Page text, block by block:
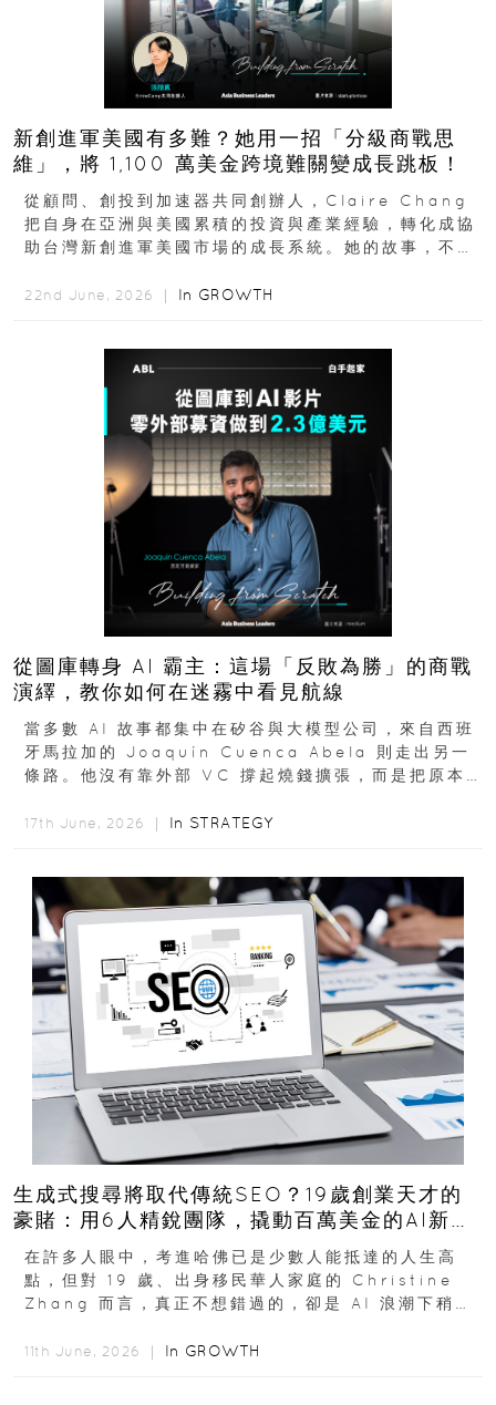
新創進軍美國有多難？她用一招「分級商戰思
維」，將 1,100 萬美金跨境難關變成長跳板！
從顧問、創投到加速器共同創辦人，Claire Chang
把自身在亞洲與美國累積的投資與產業經驗，轉化成協
助台灣新創進軍美國市場的成長系統。她的故事，不只
22nd June, 2026 ｜ In GROWTH
從圖庫轉身 AI 霸主：這場「反敗為勝」的商戰
演繹，教你如何在迷霧中看見航線
當多數 AI 故事都集中在矽谷與大模型公司，來自西班
牙馬拉加的 Joaquín Cuenca Abela 則走出另一
條路。他沒有靠外部 VC 撐起燒錢擴張，而是把原本
17th June, 2026 ｜ In STRATEGY
生成式搜尋將取代傳統SEO？19歲創業天才的
豪賭：用6人精銳團隊，撬動百萬美金的AI新商
機
在許多人眼中，考進哈佛已是少數人能抵達的人生高
點，但對 19 歲、出身移民華人家庭的 Christine
Zhang 而言，真正不想錯過的，卻是 AI 浪潮下稍縱
11th June, 2026 ｜ In GROWTH